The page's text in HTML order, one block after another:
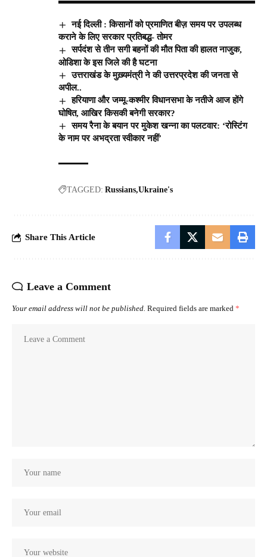
नई दिल्ली : किसानों को प्रमाणित बीज़ समय पर उपलब्ध
कराने के लिए सरकार प्रतिबद्ध- तोमर
सर्पदंश से तीन सगी बहनों की मौत पिता की हालत नाजुक,
ओडिशा के इस जिले की है घटना
उत्तराखंड के मुख़्यमंत्री ने की उत्तरप्रदेश की जनता से
अपील..
हरियाणा और जम्मू-कश्मीर विधानसभा के नतीजे आज होंगे
घोषित, आखिर किसकी बनेगी सरकार?
समय रैना के बयान पर मुकेश खन्ना का पलटवार: ‘रोस्टिंग
के नाम पर अभद्रता स्वीकार नहीं’
TAGGED: Russians Ukraine's
Share This Article
Leave a Comment
Your email address will not be published. Required fields are marked *